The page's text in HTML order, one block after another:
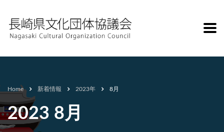
Home 新着情報 2023年 8月
2023 8月